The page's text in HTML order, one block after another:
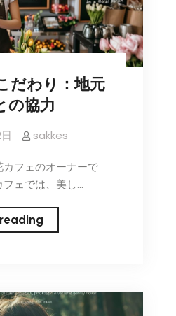
さ
ん
向
簡
単
お
花
ア
講
座
だわり：地元
の協力
sakkes
カフェのオーナーで
ェでは、美し…
カ
フ
こ
だ